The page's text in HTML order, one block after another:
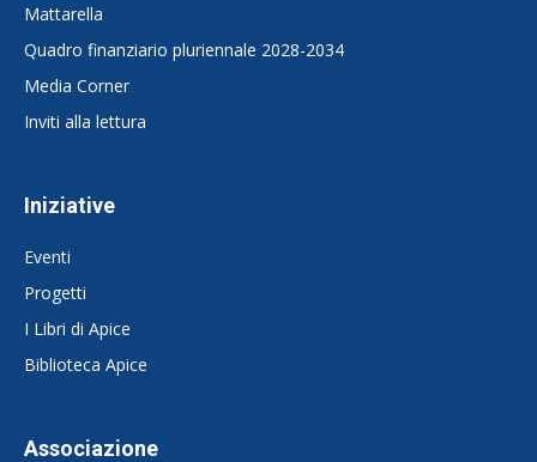
Mattarella
Quadro finanziario pluriennale 2028-2034
Media Corner
Inviti alla lettura
Iniziative
Eventi
Progetti
I Libri di Apice
Biblioteca Apice
Associazione